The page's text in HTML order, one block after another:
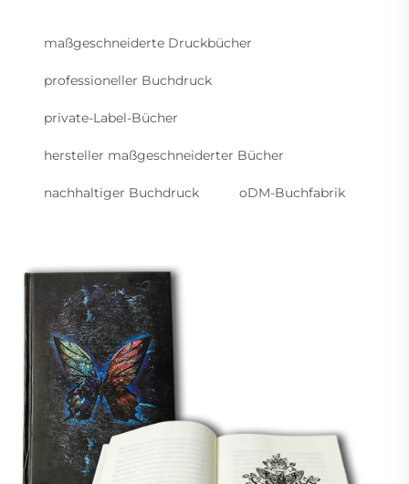
maßgeschneiderte Druckbücher
professioneller Buchdruck
private-Label-Bücher
hersteller maßgeschneiderter Bücher
nachhaltiger Buchdruck oDM-Buchfabrik